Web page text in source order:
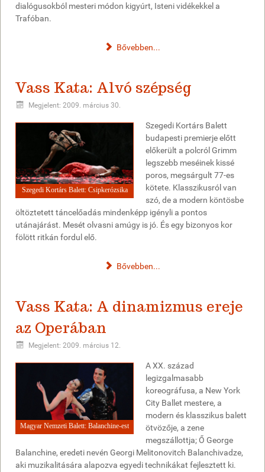
dialógusokból mesteri módon kigyúrt, Isteni vidékekkel a
Trafóban.
Bővebben...
Vass Kata: Alvó szépség
Megjelent: 2009. március 30.
Szegedi Kortárs Balett: Csipkerózsika
Szegedi Kortárs Balett
budapesti premierje előtt
előkerült a polcról Grimm
legszebb meséinek kissé
poros, megsárgult 77-es
kötete. Klasszikusról van
szó, de a modern köntösbe
öltöztetett táncelőadás mindenképp igényli a pontos
utánajárást. Mesét olvasni amúgy is jó. És egy bizonyos kor
fölött ritkán fordul elő.
Bővebben...
Vass Kata: A dinamizmus ereje
az Operában
Megjelent: 2009. március 12.
Magyar Nemzeti Balett: Balanchine-est
A XX. század
legizgalmasabb
koreográfusa, a New York
City Ballet mestere, a
modern és klasszikus balett
ötvözője, a zene
megszállottja; Ő George
Balanchine, eredeti nevén Georgi Melitonovitch Balanchivadze,
aki muzikalitására alapozva egyedi technikákat fejlesztett ki.